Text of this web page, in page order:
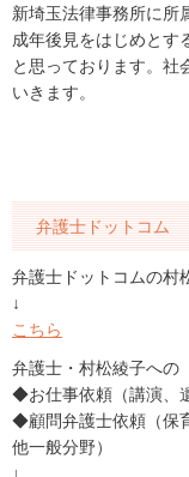
新埼玉法律事務所に所
成年後見をはじめとす
と思っております。社
いきます。
弁護士ドットコム
弁護士ドットコムの村
↓
こちら
弁護士・村松綾子への
◆お仕事依頼（講演、
◆顧問弁護士依頼（保
他一般分野）